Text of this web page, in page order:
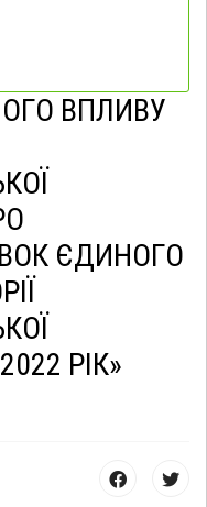
ВПЛИВУ
ЄДИНОГО
РІК»